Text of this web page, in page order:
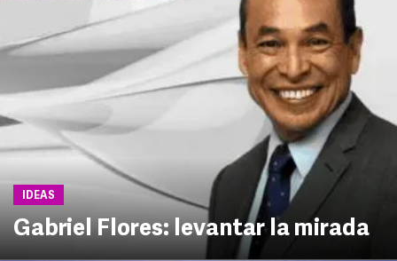
IDEAS
Gabriel Flores: levantar la mirada